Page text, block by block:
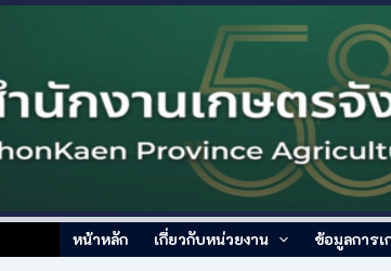
หน้าหลัก เกี่ยวกับหน่วยงาน ข้อมูลการ